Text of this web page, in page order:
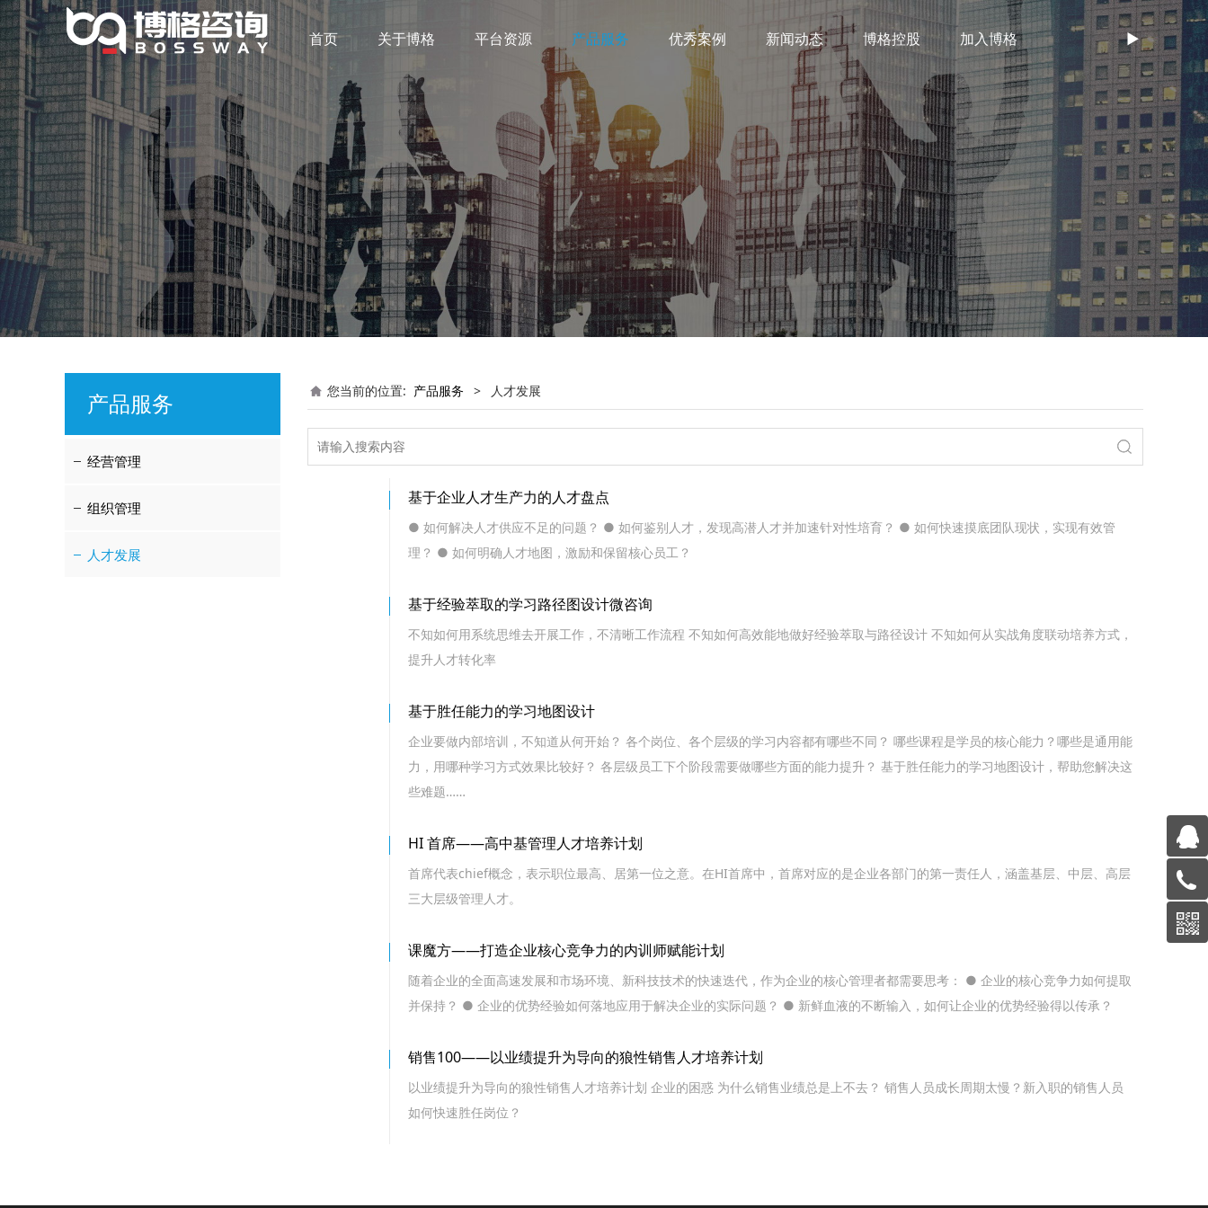
首页 关于博格 平台资源 产品服务 优秀案例 新闻动态 博格控股 加入博格 ►
产品服务
经营管理
组织管理
人才发展
您当前的位置: 产品服务 > 人才发展
基于企业人才生产力的人才盘点
● 如何解决人才供应不足的问题？ ● 如何鉴别人才，发现高潜人才并加速针对性培育？ ● 如何快速摸底团队现状，实现有效管
理？ ● 如何明确人才地图，激励和保留核心员工？
基于经验萃取的学习路径图设计微咨询
不知如何用系统思维去开展工作，不清晰工作流程 不知如何高效能地做好经验萃取与路径设计 不知如何从实战角度联动培养方式，
提升人才转化率
基于胜任能力的学习地图设计
企业要做内部培训，不知道从何开始？ 各个岗位、各个层级的学习内容都有哪些不同？ 哪些课程是学员的核心能力？哪些是通用能
力，用哪种学习方式效果比较好？ 各层级员工下个阶段需要做哪些方面的能力提升？ 基于胜任能力的学习地图设计，帮助您解决这
些难题……
HI 首席——高中基管理人才培养计划
首席代表chief概念，表示职位最高、居第一位之意。在HI首席中，首席对应的是企业各部门的第一责任人，涵盖基层、中层、高层
三大层级管理人才。
课魔方——打造企业核心竞争力的内训师赋能计划
随着企业的全面高速发展和市场环境、新科技技术的快速迭代，作为企业的核心管理者都需要思考： ● 企业的核心竞争力如何提取
并保持？ ● 企业的优势经验如何落地应用于解决企业的实际问题？ ● 新鲜血液的不断输入，如何让企业的优势经验得以传承？
销售100——以业绩提升为导向的狼性销售人才培养计划
以业绩提升为导向的狼性销售人才培养计划 企业的困惑 为什么销售业绩总是上不去？ 销售人员成长周期太慢？新入职的销售人员
如何快速胜任岗位？